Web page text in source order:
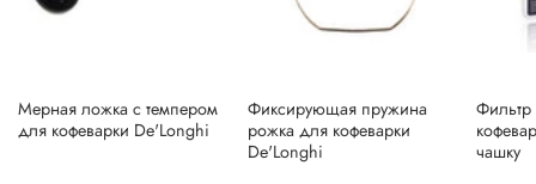
Мерная ложка с темпером
для кофеварки De'Longhi
Фиксирующая пружина
рожка для кофеварки
De'Longhi
чашку